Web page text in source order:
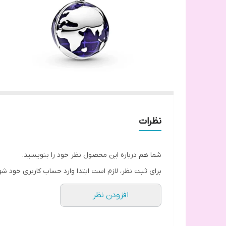
نظرات
شما هم درباره این محصول نظر خود را بنویسید.
برای ثبت نظر، لازم است ابتدا وارد حساب کاربری خود
افزودن نظر